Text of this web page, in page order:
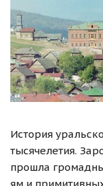
История
тысячелетия.
прошла
ям и